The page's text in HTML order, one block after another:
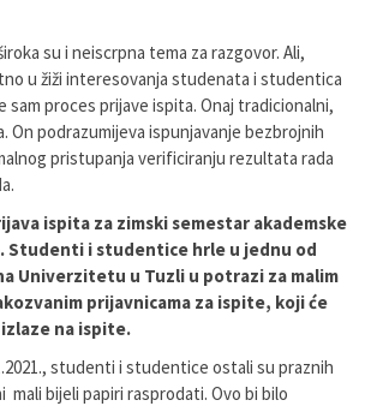
su i neiscrpna tema za razgovor. Ali,
u žiži interesovanja studenata i studentica
sam proces prijave ispita. Onaj tradicionalni,
On podrazumijeva ispunjavanje bezbrojnih
pristupanja verificiranju rezultata rada
ispita za zimski semestar akademske
Studenti i studentice hrle u jednu od
Univerzitetu u Tuzli u potrazi za malim
prijavnicama za ispite, koji će
na ispite.
studenti i studentice ostali su praznih
mali bijeli papiri rasprodati. Ovo bi bilo